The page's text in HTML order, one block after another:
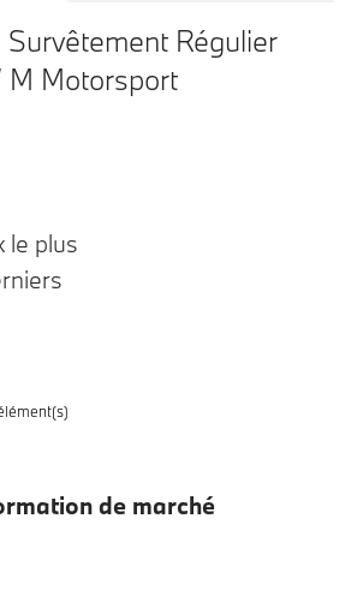
Survêtement Régulier
M Motorsport
le plus
de marché